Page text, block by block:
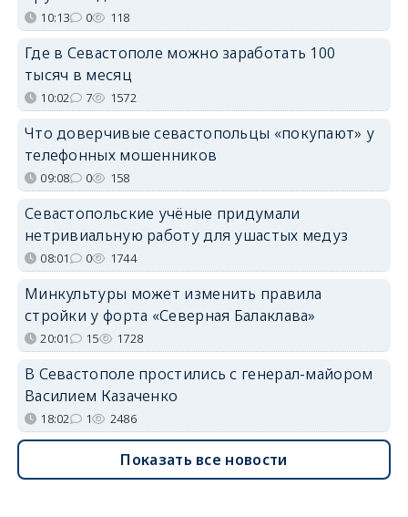
10:13 0 118
Где в Севастополе можно заработать 100
тысяч в месяц
10:02 7 1572
Что доверчивые севастопольцы «покупают» у
телефонных мошенников
09:08 0 158
Севастопольские учёные придумали
нетривиальную работу для ушастых медуз
08:01 0 1744
Минкультуры может изменить правила
стройки у форта «Северная Балаклава»
20:01 15 1728
В Севастополе простились с генерал-майором
Василием Казаченко
18:02 1 2486
Показать все новости